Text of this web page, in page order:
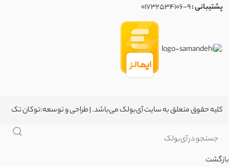
پشتیبانی :01732534106-9
کلیه حقوق متعلق به سایت آی‌بولک می‌باشد. | طراحی و توسعه:توکان تک
بازگشت